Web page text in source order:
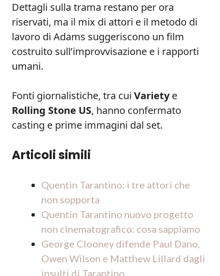
Dettagli sulla trama restano per ora
riservati, ma il mix di attori e il metodo di
lavoro di Adams suggeriscono un film
costruito sull’improvvisazione e i rapporti
umani.
Fonti giornalistiche, tra cui Varietye
Rolling Stone US, hanno confermato
casting e prime immagini dal set.
Articoli simili
Quentin Tarantino: i tre attori che
non sopporta
Quentin Tarantino nuovo progetto
non cinematografico: cosa sappiamo
George Clooney difende Paul Dano,
Owen Wilson e Matthew Lillard dagli
insulti di Tarantino